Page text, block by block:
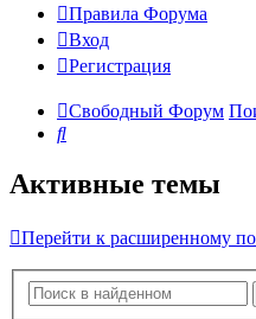
Правила Форума
Вход
Регистрация
Свободный Форум
Поиск
Активные темы
Перейти к расширенному